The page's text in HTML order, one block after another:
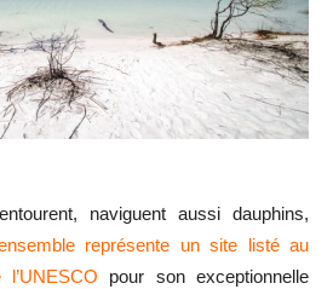
naviguent aussi dauphins,
représente un site listé au
pour son exceptionnelle